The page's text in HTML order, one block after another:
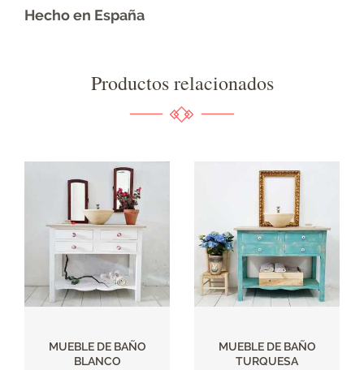
Hecho en España
Productos relacionados
MUEBLE DE BAÑO
BLANCO
MUEBLE DE BAÑO
TURQUESA